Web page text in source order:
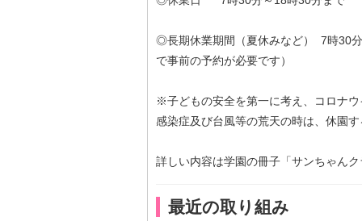
◎長期休業期間（夏休みなど） 7時30
で事前の予約が必要です）
※子どもの安全を第一に考え、コロナ
感染症及び台風等の荒天の時は、休園
詳しい内容は学園の冊子「サンちゃん
最近の取り組み